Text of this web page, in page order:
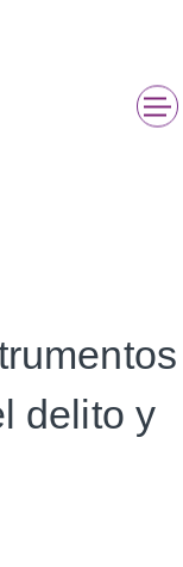
delito y